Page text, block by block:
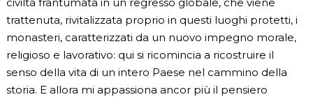
trattenuta, rivitalizzata proprio in questi luoghi protetti, i
monasteri, caratterizzati da un nuovo impegno morale,
religioso e lavorativo: qui si ricomincia a ricostruire il
senso della vita di un intero Paese nel cammino della
storia. E allora mi appassiona ancor più il pensiero